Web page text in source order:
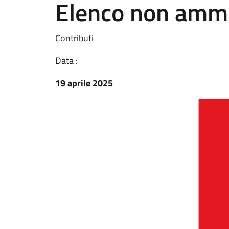
Elenco non
Contributi
Data :
19 aprile 2025